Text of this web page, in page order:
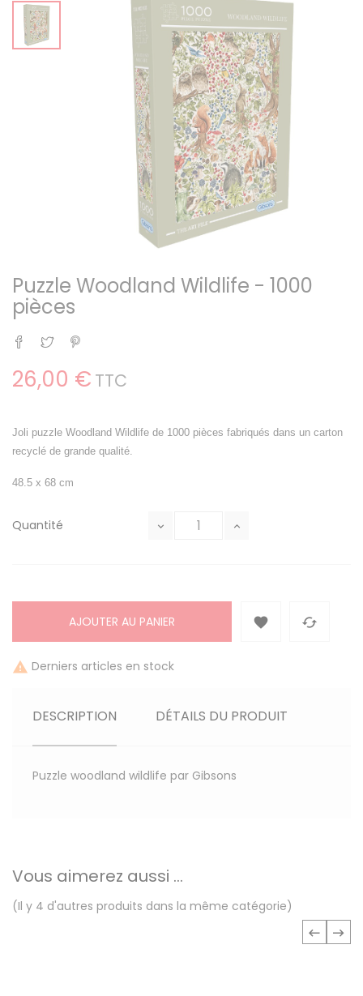
Puzzle Woodland Wildlife - 1000
pièces
Partager
Tweet
26,00 € TTC
Joli puzzle Woodland Wildlife de 1000 pièces fabriqués dans un carton
recyclé de grande qualité.
48.5 x 68 cm
Quantité
AJOUTER AU PANIER  
 Derniers articles en stock
DESCRIPTION DÉTAILS DU PRODUIT
Puzzle woodland wildlife par Gibsons
Vous aimerez aussi ...
(Il y 4 d'autres produits dans la même catégorie)